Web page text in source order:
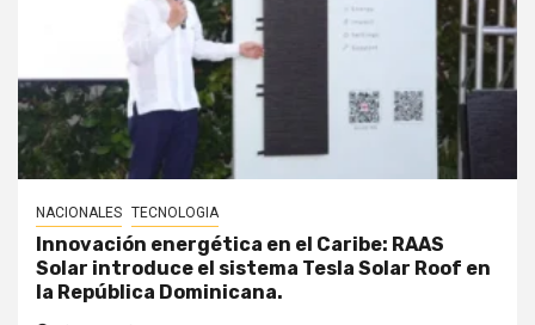
NACIONALES TECNOLOGIA
Innovación energética en el Caribe: RAAS
Solar introduce el sistema Tesla Solar Roof en
la República Dominicana.